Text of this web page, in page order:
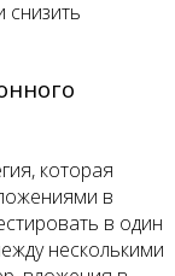
снизить
которая
в
в один
несколькими